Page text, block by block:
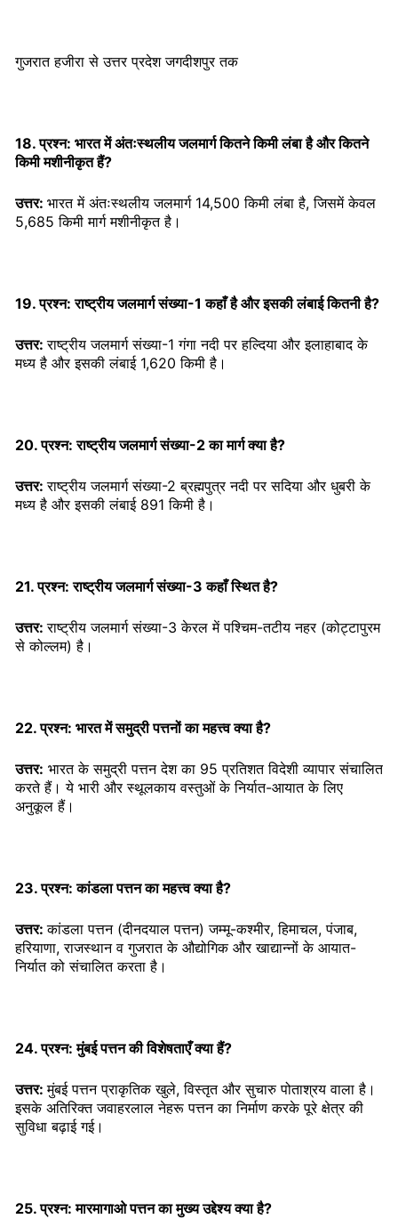
गुजरात हजीरा से उत्तर प्रदेश जगदीशपुर तक
18. प्रश्न: भारत में अंतःस्थलीय जलमार्ग कितने किमी लंबा है और कितने
किमी मशीनीकृत हैं?
उत्तर: भारत में अंतःस्थलीय जलमार्ग 14,500 किमी लंबा है, जिसमें केवल
5,685 किमी मार्ग मशीनीकृत है।
19. प्रश्न: राष्ट्रीय जलमार्ग संख्या-1 कहाँ है और इसकी लंबाई कितनी है?
उत्तर:राष्ट्रीय जलमार्ग संख्या-1 गंगा नदी पर हल्दिया और इलाहाबाद के
मध्य है और इसकी लंबाई 1,620 किमी है।
20. प्रश्न: राष्ट्रीय जलमार्ग संख्या-2 का मार्ग क्या है?
उत्तर:राष्ट्रीय जलमार्ग संख्या-2 ब्रह्मपुत्र नदी पर सदिया और धुबरी के
मध्य है और इसकी लंबाई 891 किमी है।
21. प्रश्न: राष्ट्रीय जलमार्ग संख्या-3 कहाँ स्थित है?
उत्तर:राष्ट्रीय जलमार्ग संख्या-3 केरल में पश्चिम-तटीय नहर (कोट्टापुरम
से कोल्लम) है।
22. प्रश्न: भारत में समुद्री पत्तनों का महत्त्व क्या है?
उत्तर: भारत के समुद्री पत्तन देश का 95 प्रतिशत विदेशी व्यापार संचालित
करते हैं। ये भारी और स्थूलकाय वस्तुओं के निर्यात-आयात के लिए
अनुकूल हैं।
23. प्रश्न: कांडला पत्तन का महत्त्व क्या है?
उत्तर:कांडला पत्तन (दीनदयाल पत्तन) जम्मू-कश्मीर, हिमाचल, पंजाब,
हरियाणा, राजस्थान व गुजरात के औद्योगिक और खाद्यान्नों के आयात-
निर्यात को संचालित करता है।
24. प्रश्न: मुंबई पत्तन की विशेषताएँ क्या हैं?
उत्तर:मुंबई पत्तन प्राकृतिक खुले, विस्तृत और सुचारु पोताश्रय वाला है।
इसके अतिरिक्त जवाहरलाल नेहरू पत्तन का निर्माण करके पूरे क्षेत्र की
सुविधा बढ़ाई गई।
25. प्रश्न: मारमागाओ पत्तन का मुख्य उद्देश्य क्या है?